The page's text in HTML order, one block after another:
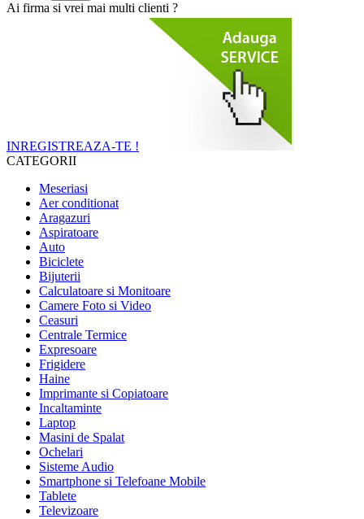
Ai firma si vrei mai multi clienti ?
INREGISTREAZA-TE !
CATEGORII
Meseriasi
Aer conditionat
Aragazuri
Aspiratoare
Auto
Biciclete
Bijuterii
Calculatoare si Monitoare
Camere Foto si Video
Ceasuri
Centrale Termice
Expresoare
Frigidere
Haine
Imprimante si Copiatoare
Incaltaminte
Laptop
Masini de Spalat
Ochelari
Sisteme Audio
Smartphone si Telefoane Mobile
Tablete
Televizoare